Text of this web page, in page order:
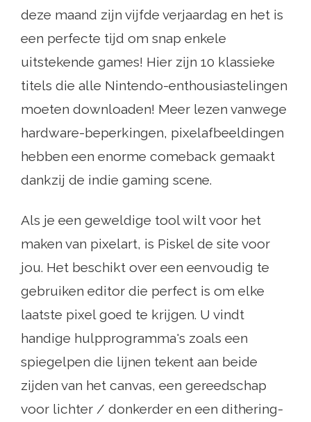
deze maand zijn vijfde verjaardag en het is
een perfecte tijd om snap enkele
uitstekende games! Hier zijn 10 klassieke
titels die alle Nintendo-enthousiastelingen
moeten downloaden! Meer lezen vanwege
hardware-beperkingen, pixelafbeeldingen
hebben een enorme comeback gemaakt
dankzij de indie gaming scene.
Als je een geweldige tool wilt voor het
maken van pixelart, is Piskel de site voor
jou. Het beschikt over een eenvoudig te
gebruiken editor die perfect is om elke
laatste pixel goed te krijgen. U vindt
handige hulpprogramma's zoals een
spiegelpen die lijnen tekent aan beide
zijden van het canvas, een gereedschap
voor lichter / donkerder en een dithering-